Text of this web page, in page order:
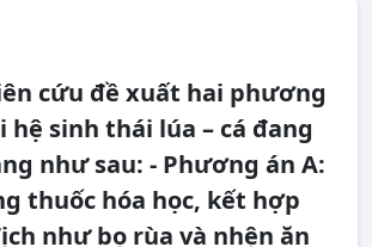
cứu đề xuất hai phương
hệ sinh thái lúa – cá đang
như sau: - Phương án A:
thuốc hóa học, kết hợp
như bọ rùa và nhện ăn